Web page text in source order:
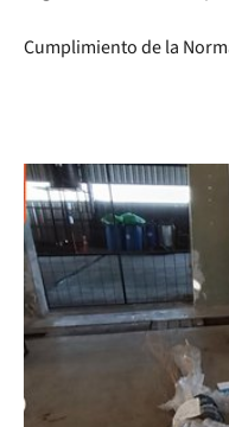
Cumplimiento de la